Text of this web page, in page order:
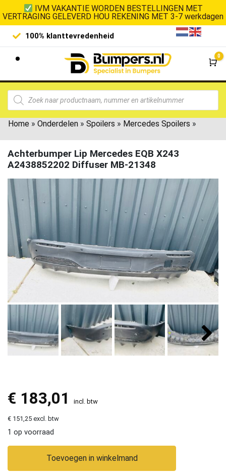
IVM VAKANTIE WORDEN BESTELLINGEN MET
VERTRAGING GELEVERD HOU REKENING MET 3-7 werkdagen
100% klanttevredenheid
0
Home » Onderdelen » Spoilers » Mercedes Spoilers »
Achterbumper Lip Mercedes EQB X243
A2438852202 Diffuser MB-21348
€ 183,01 incl. btw
€ 151,25 excl. btw
1 op voorraad
Toevoegen in winkelmand